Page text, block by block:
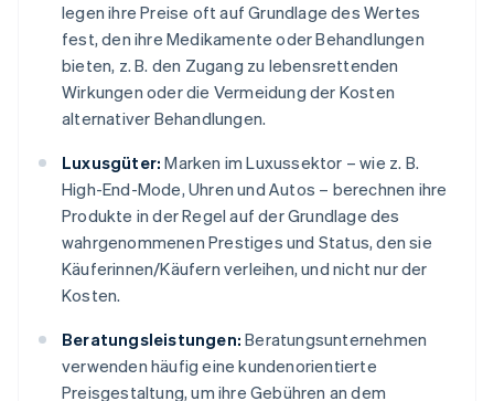
legen ihre Preise oft auf Grundlage des Wertes
fest, den ihre Medikamente oder Behandlungen
bieten, z. B. den Zugang zu lebensrettenden
Wirkungen oder die Vermeidung der Kosten
alternativer Behandlungen.
Luxusgüter: Marken im Luxussektor – wie z. B.
High-End-Mode, Uhren und Autos – berechnen ihre
Produkte in der Regel auf der Grundlage des
wahrgenommenen Prestiges und Status, den sie
Käuferinnen/Käufern verleihen, und nicht nur der
Kosten.
Beratungsleistungen: Beratungsunternehmen
verwenden häufig eine kundenorientierte
Preisgestaltung, um ihre Gebühren an dem